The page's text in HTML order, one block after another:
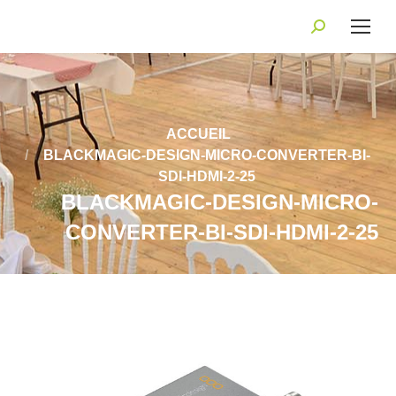
Recherche
:
Vous êtes ici :
ACCUEIL
BLACKMAGIC-DESIGN-MICRO-CONVERTER-BI-
SDI-HDMI-2-25
BLACKMAGIC-DESIGN-MICRO-
CONVERTER-BI-SDI-HDMI-2-25